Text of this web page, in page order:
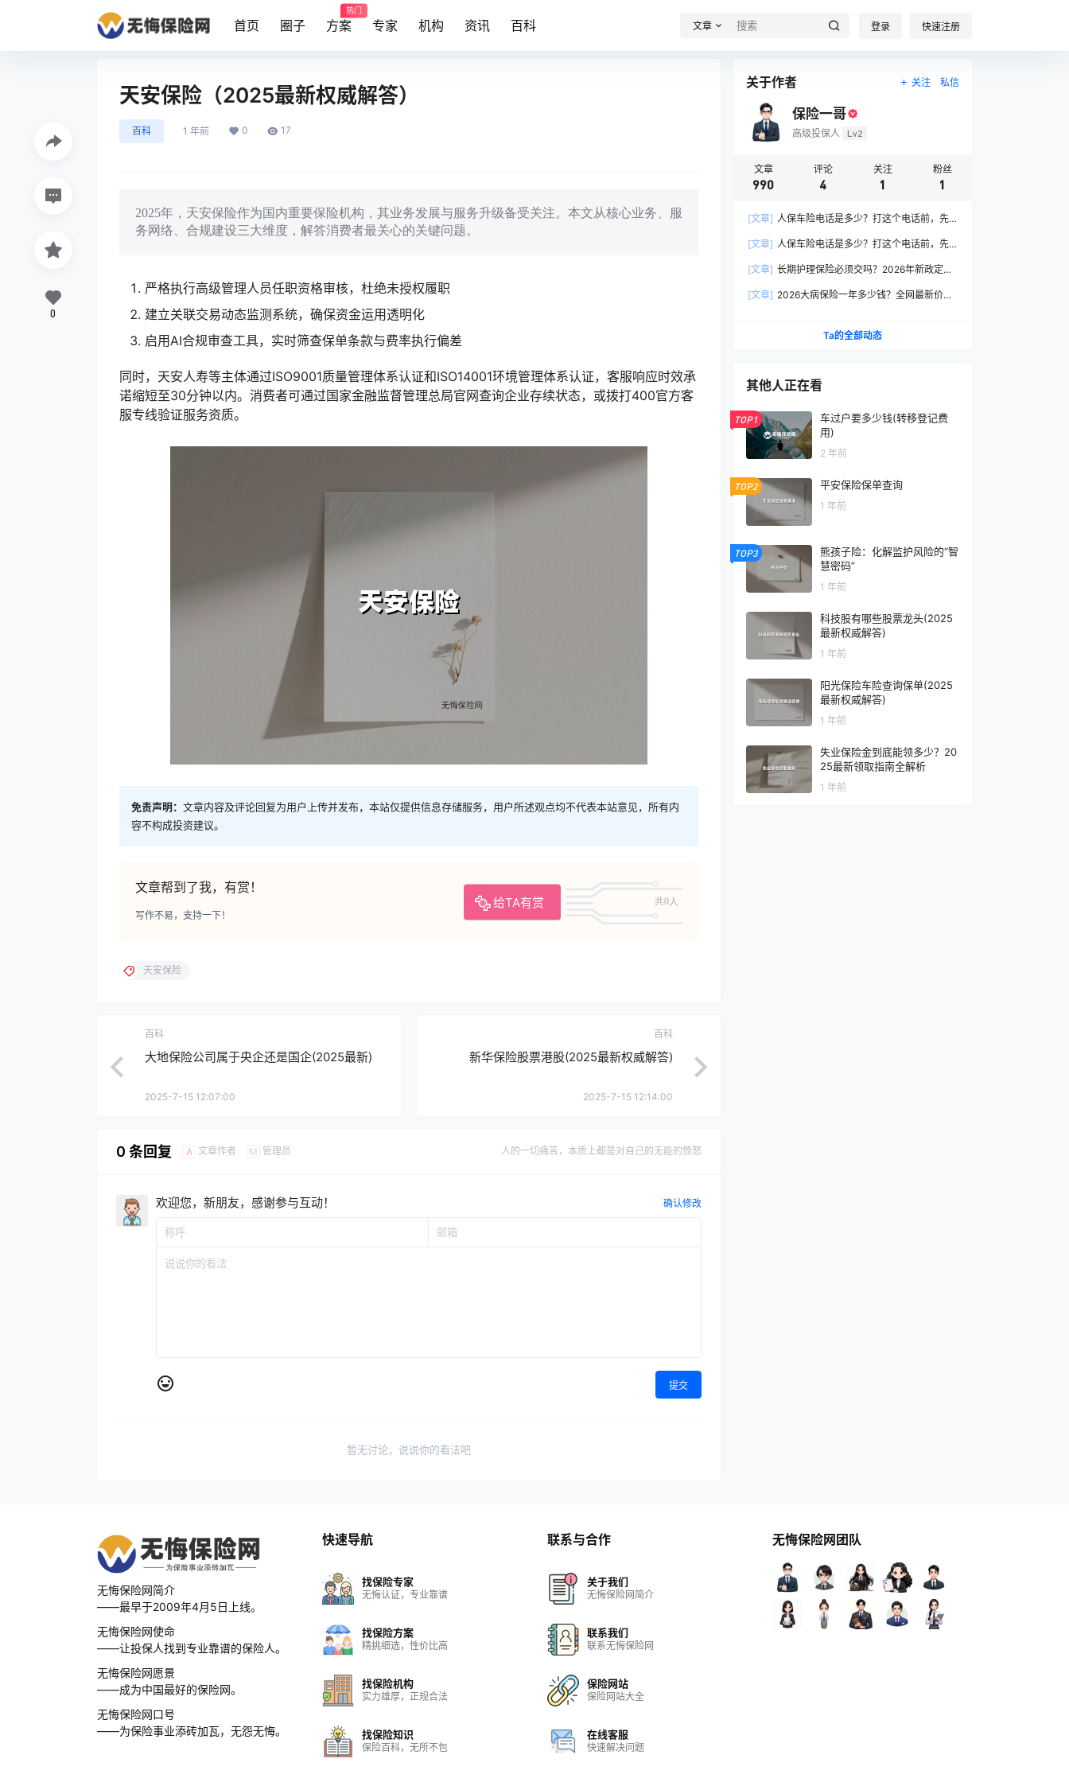
首页 圈子 方案
热门
专家 机构 资讯 百科 文章 登录 快速注册
天安保险（2025最新权威解答）
百科 1 年前 0 17
2025年，天安保险作为国内重要保险机构，其业务发展与服务升级备受关注。本文从核心业务、服
务网络、合规建设三大维度，解答消费者最关心的关键问题。
严格执行高级管理人员任职资格审核，杜绝未授权履职
建立关联交易动态监测系统，确保资金运用透明化
启用AI合规审查工具，实时筛查保单条款与费率执行偏差
同时，天安人寿等主体通过ISO9001质量管理体系认证和ISO14001环境管理体系认证，客服响应时效承
诺缩短至30分钟以内。消费者可通过国家金融监督管理总局官网查询企业存续状态，或拨打400官方客
服专线验证服务资质。
免责声明： 文章内容及评论回复为用户上传并发布，本站仅提供信息存储服务，用户所述观点均不代表本站意见，所有内
容不构成投资建议。
文章帮到了我，有赏！
给TA有赏 共0人
写作不易，支持一下！
0
天安保险
百科
大地保险公司属于央企还是国企(2025最新)
2025-7-15 12:07:00
百科
新华保险股票港股(2025最新权威解答)
2025-7-15 12:14:00
0 条回复 A 文章作者 M 管理员 人的一切痛苦，本质上都是对自己的无能的愤怒
欢迎您，新朋友，感谢参与互动！ 确认修改
提交
暂无讨论，说说你的看法吧
关于作者 关注 私信
保险一哥
高级投保人 Lv2
文章
990
评论
4
关注
1
粉丝
1
[文章] 人保车险电话是多少？打这个电话前，先
[文章] 人保车险电话是多少？打这个电话前，先
[文章] 长期护理保险必须交吗？2026年新政定
[文章] 2026大病保险一年多少钱？全网最新价格
Ta的全部动态
其他人正在看
TOP1
车过户要多少钱(转移登记费
用)
2 年前
TOP2 平安保险保单查询
1 年前
TOP3
熊孩子险：化解监护风险的“智
慧密码”
1 年前
科技股有哪些股票龙头(2025
最新权威解答)
1 年前
阳光保险车险查询保单(2025
最新权威解答)
1 年前
失业保险金到底能领多少？20
25最新领取指南全解析
1 年前
无悔保险网简介
——最早于2009年4月5日上线。
无悔保险网使命
——让投保人找到专业靠谱的保险人。
无悔保险网愿景
——成为中国最好的保险网。
无悔保险网口号
——为保险事业添砖加瓦，无怨无悔。
快速导航
找保险专家
无悔认证，专业靠谱
找保险方案
精挑细选，性价比高
找保险机构
实力雄厚，正规合法
找保险知识
保险百科，无所不包
联系与合作
关于我们
无悔保险网简介
联系我们
联系无悔保险网
保险网站
保险网站大全
在线客服
快速解决问题
无悔保险网团队